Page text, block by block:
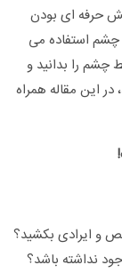
حرفه ای بودن
استفاده می
چشم را بدانید و
این مقاله همراه
و ایرادی بکشید؟
نداشته باشد؟